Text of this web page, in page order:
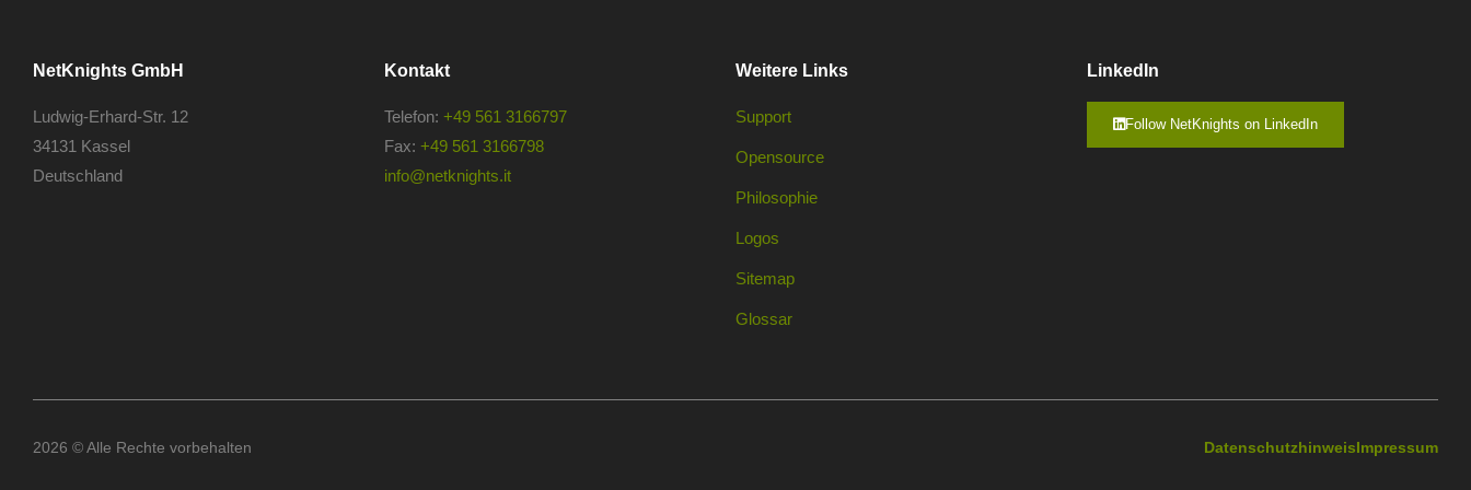
NetKnights GmbH
Ludwig-Erhard-Str. 12
34131 Kassel
Deutschland
Kontakt
Telefon: +49 561 3166797
Fax: +49 561 3166798
info@netknights.it
Weitere Links
Support
Opensource
Philosophie
Logos
Sitemap
Glossar
LinkedIn
Follow NetKnights on LinkedIn
2026 © Alle Rechte vorbehalten DatenschutzhinweisImpressum